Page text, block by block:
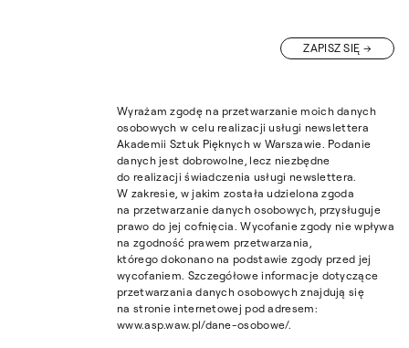
ZAPISZ SIĘ
Wyrażam zgodę na przetwarzanie moich danych
osobowych w celu realizacji usługi newslettera
Akademii Sztuk Pięknych w Warszawie. Podanie
danych jest dobrowolne, lecz niezbędne
do realizacji świadczenia usługi newslettera.
W zakresie, w jakim została udzielona zgoda
na przetwarzanie danych osobowych, przysługuje
prawo do jej cofnięcia. Wycofanie zgody nie wpływa
na zgodność prawem przetwarzania,
którego dokonano na podstawie zgody przed jej
wycofaniem. Szczegółowe informacje dotyczące
przetwarzania danych osobowych znajdują się
na stronie internetowej pod adresem:
www.asp.waw.pl/dane-osobowe/.